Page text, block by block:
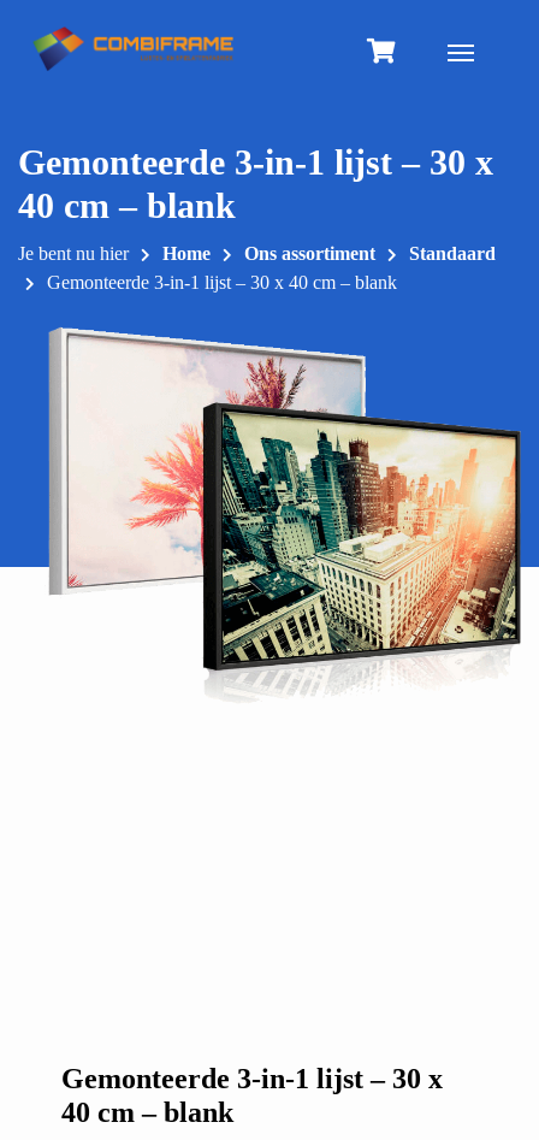
naar
Toggle
Gemonteerde 3-in-1 lijst – 30 x
40 cm – blank
Je bent nu hier Home Ons assortiment
Standaard
Gemonteerde 3-in-1 lijst – 30 x 40 cm – blank
Gemonteerde 3-in-1 lijst – 30 x
40 cm – blank